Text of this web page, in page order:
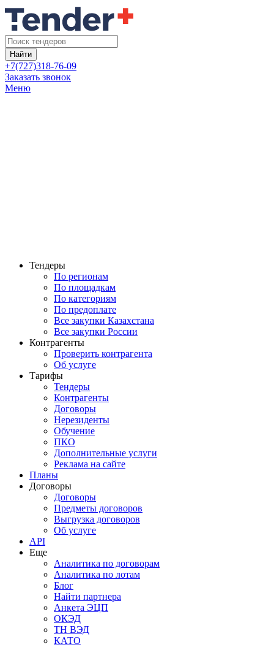
Найти
+7(727)318-76-09
Заказать звонок
Меню
Тендеры
По регионам
По площадкам
По категориям
По предоплате
Все закупки Казахстана
Все закупки России
Контрагенты
Проверить контрагента
Об услуге
Тарифы
Тендеры
Контрагенты
Договоры
Нерезиденты
Обучение
ПКО
Дополнительные услуги
Реклама на сайте
Планы
Договоры
Договоры
Предметы договоров
Выгрузка договоров
Об услуге
API
Еще
Аналитика по договорам
Аналитика по лотам
Блог
Найти партнера
Анкета ЭЦП
ОКЭД
ТН ВЭД
КАТО